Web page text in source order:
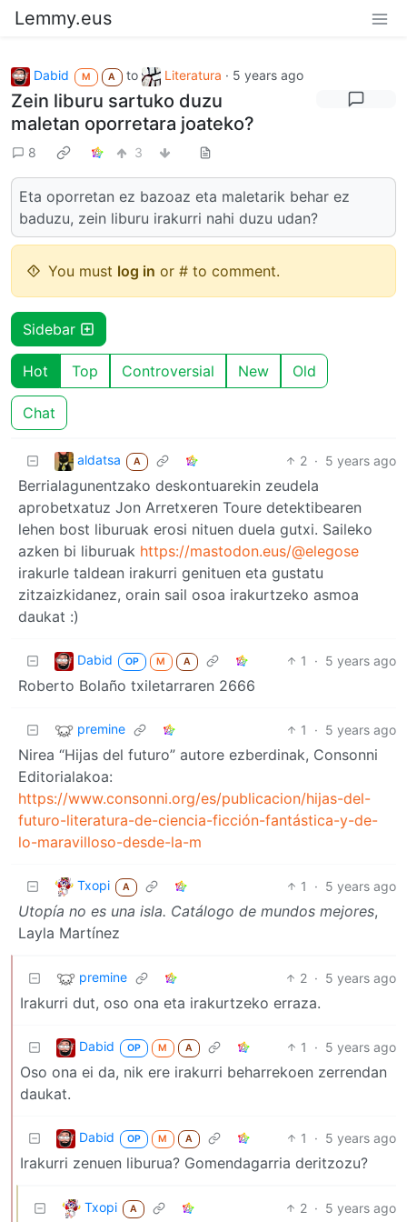
Lemmy.eus
Dabid M A to Literatura · 5 years ago
Zein liburu sartuko duzu
maletan oporretara joateko?
8 3
Eta oporretan ez bazoaz eta maletarik behar ez
baduzu, zein liburu irakurri nahi duzu udan?
You must log in or # to comment.
Sidebar
Hot Top Controversial New Old
Chat
aldatsa A 2 · 5 years ago
Berrialagunentzako deskontuarekin zeudela
aprobetxatuz Jon Arretxeren Toure detektibearen
lehen bost liburuak erosi nituen duela gutxi. Saileko
azken bi liburuak https://mastodon.eus/@elegose
irakurle taldean irakurri genituen eta gustatu
zitzaizkidanez, orain sail osoa irakurtzeko asmoa
daukat :)
Dabid OP M A 1 · 5 years ago
Roberto Bolaño txiletarraren 2666
premine 1 · 5 years ago
Nirea “Hijas del futuro” autore ezberdinak, Consonni
Editorialakoa:
https://www.consonni.org/es/publicacion/hijas-del-
futuro-literatura-de-ciencia-ficción-fantástica-y-de-
lo-maravilloso-desde-la-m
Txopi A 1 · 5 years ago
Utopía no es una isla. Catálogo de mundos mejores,
Layla Martínez
premine 2 · 5 years ago
Irakurri dut, oso ona eta irakurtzeko erraza.
Dabid OP M A 1 · 5 years ago
Oso ona ei da, nik ere irakurri beharrekoen zerrendan
daukat.
Dabid OP M A 1 · 5 years ago
Irakurri zenuen liburua? Gomendagarria deritzozu?
Txopi A 2 · 5 years ago